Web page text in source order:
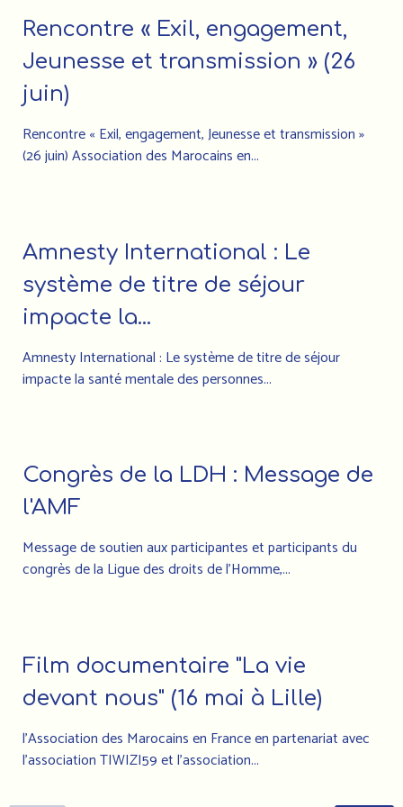
Rencontre « Exil, engagement,
Jeunesse et transmission » (26
juin)
Rencontre « Exil, engagement, Jeunesse et transmission »
(26 juin) Association des Marocains en...
Amnesty International : Le
système de titre de séjour
impacte la...
Amnesty International : Le système de titre de séjour
impacte la santé mentale des personnes...
Congrès de la LDH : Message de
l'AMF
Message de soutien aux participantes et participants du
congrès de la Ligue des droits de l’Homme,...
Film documentaire "La vie
devant nous" (16 mai à Lille)
l'Association des Marocains en France en partenariat avec
l'association TIWIZI59 et l'association...